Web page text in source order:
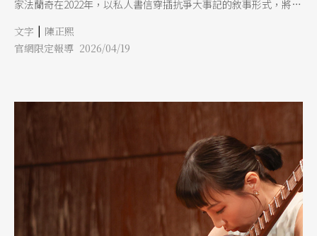
家法蘭奇在2022年，以私人書信穿插抗爭大事記的敘事形式，將身
開的人在流亡生活中的自我懷疑與無奈困頓，也記下了留下的人
（在囚者）在牢獄中自我調適的努力。簡單條列的大事記，是仍然
回歸。2026年的現在，我們仍然不能不面對現實中的崩壞，生命的
掙扎與對抗，嘗試為創傷記憶在生活中找到安置之地。 在劇場這
樣一個「模擬的」空間裡，我們能否找得到「真實的」力量，接受
這些真實的挑戰？ 再拒劇團新作《此致 生活》，改編自編劇法蘭
奇2022年劇本《寄：》，以更明確對稱的結構，將文本中離散港人
的生命經驗重新組織，以舞蹈劇場的形式，將書信散文轉化一則關
於生活、思念、歉疚、希望、反抗、和解的抒情詩，C、E、和他
們的朋友們，無論在世界的哪一個角落，都能安頓自己，也能彼此
鼓舞支持。
文字 | 陳正熙
官網限定報導 2026/04/19